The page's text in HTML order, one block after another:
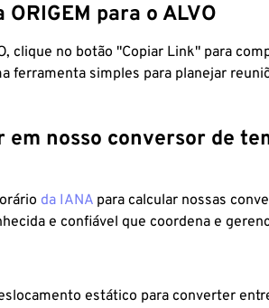
para o ALVO
clique no botão "Copiar Link" para
ferramenta simples para planejar
nosso conversor de
da IANA para calcular nossas
e confiável que coordena e
estático para converter